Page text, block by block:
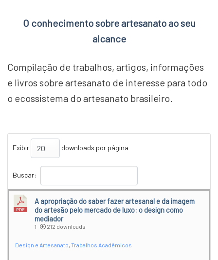
O conhecimento sobre artesanato ao seu
alcance
Compilação de trabalhos, artigos, informações
e livros sobre artesanato de interesse para todo
o ecossistema do artesanato brasileiro.
Exibir downloads por página
Buscar:
A apropriação do saber fazer artesanal e da imagem
do artesão pelo mercado de luxo: o design como
mediador
1 212 downloads
Design e Artesanato, Trabalhos Acadêmicos